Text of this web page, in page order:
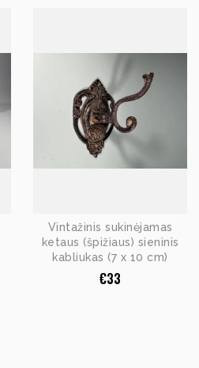
Vintažinis sukinėjamas
ketaus (špižiaus) sieninis
kabliukas (7 x 10 cm)
€33